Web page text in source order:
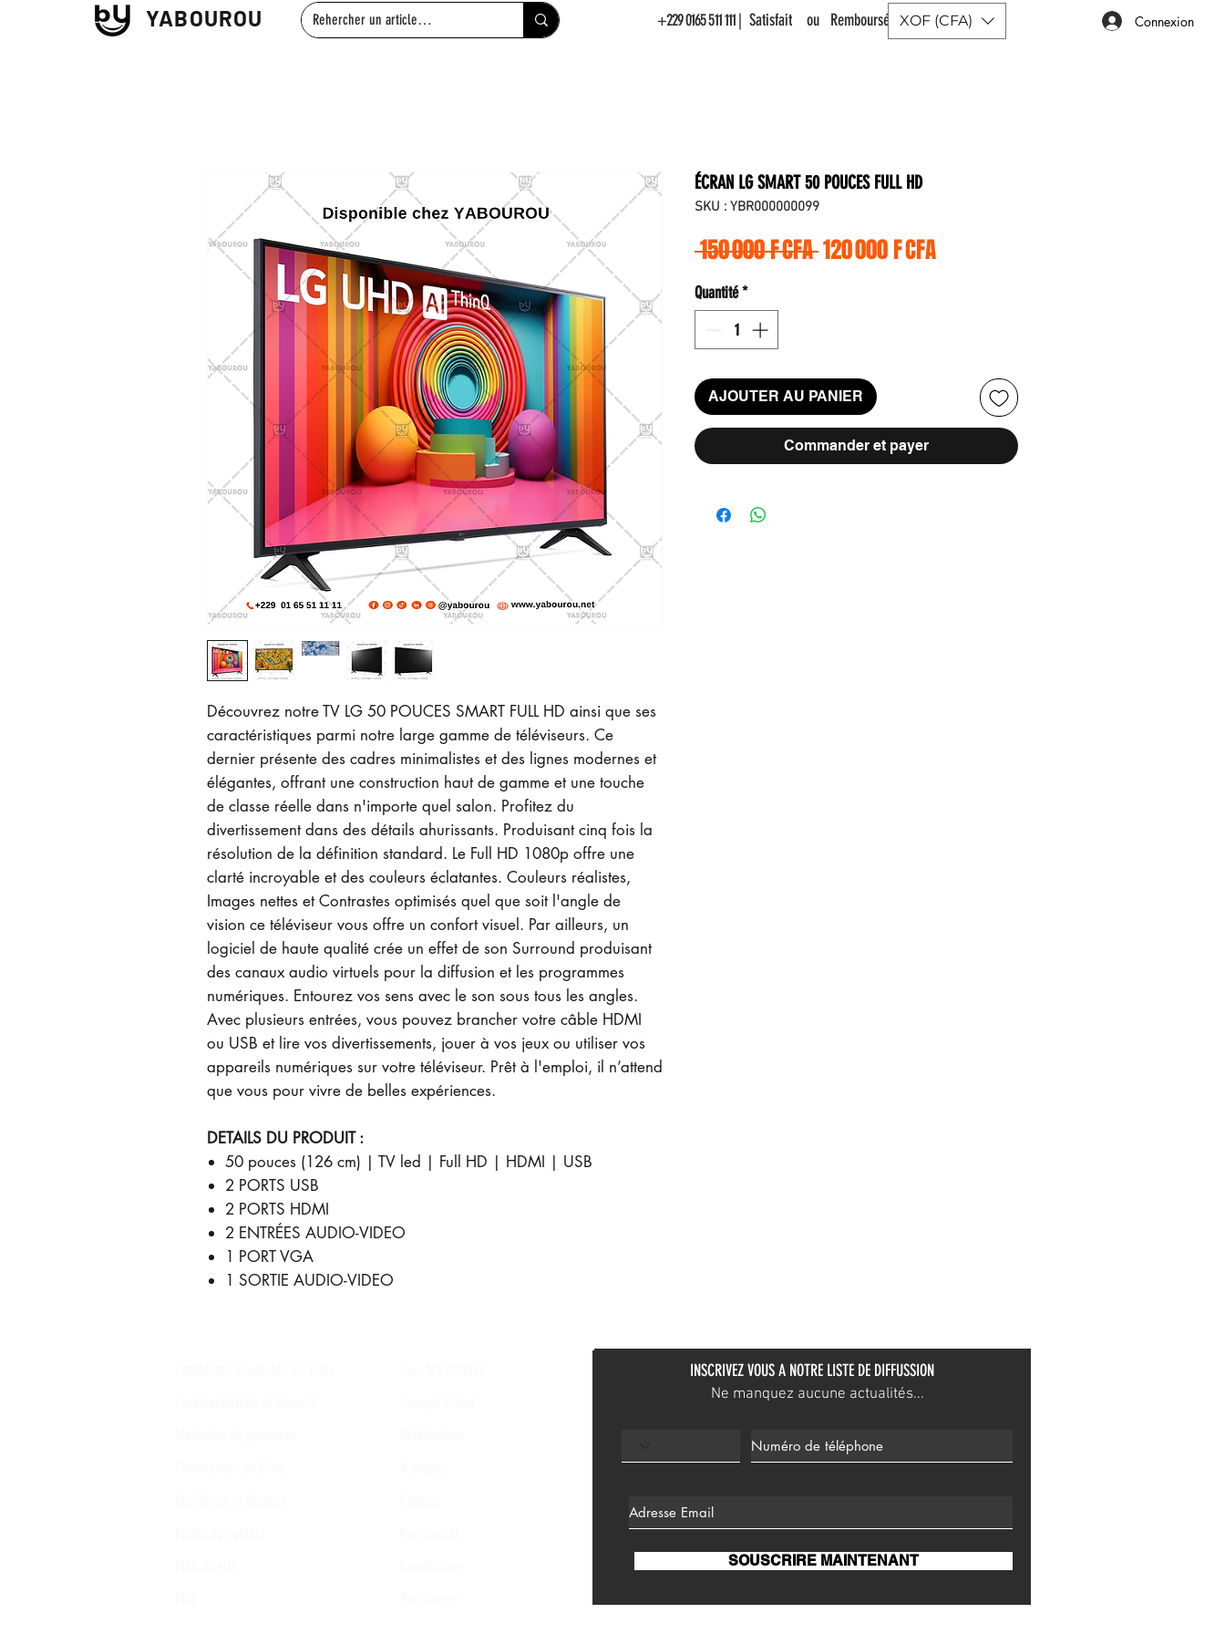
YABOUROU +229 0165 511 111| Satisfait ou Remboursé | Connexion
XOF (CFA)
Découvrez notre TV LG 50 POUCES SMART FULL HD ainsi que ses
caractéristiques parmi notre large gamme de téléviseurs. Ce
dernier présente des cadres minimalistes et des lignes modernes et
élégantes, offrant une construction haut de gamme et une touche
de classe réelle dans n'importe quel salon. Profitez du
divertissement dans des détails ahurissants. Produisant cinq fois la
résolution de la définition standard. Le Full HD 1080p offre une
clarté incroyable et des couleurs éclatantes. Couleurs réalistes,
Images nettes et Contrastes optimisés quel que soit l'angle de
vision ce téléviseur vous offre un confort visuel. Par ailleurs, un
logiciel de haute qualité crée un effet de son Surround produisant
des canaux audio virtuels pour la diffusion et les programmes
numériques. Entourez vos sens avec le son sous tous les angles.
Avec plusieurs entrées, vous pouvez brancher votre câble HDMI
ou USB et lire vos divertissements, jouer à vos jeux ou utiliser vos
appareils numériques sur votre téléviseur. Prêt à l'emploi, il n’attend
que vous pour vivre de belles expériences.
DETAILS DU PRODUIT :
50 pouces (126 cm) | TV led | Full HD | HDMI | USB
2 PORTS USB
2 PORTS HDMI
2 ENTRÉES AUDIO-VIDEO
1 PORT VGA
1 SORTIE AUDIO-VIDEO
ÉCRAN LG SMART 50 POUCES FULL HD
SKU : YBR000000099
150 000 F CFA Prix original
120 000 F CFAPrix promotionnel
Quantité*
AJOUTER AU PANIER
Commander et payer
INSCRIVEZ VOUS A NOTRE LISTE DE DIFFUSSION
Ne manquez aucune actualités...
SOUSCRIRE MAINTENANT